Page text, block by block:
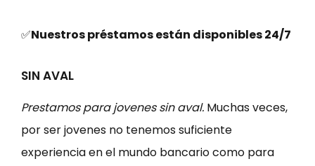
✅Nuestros préstamos están disponibles 24/7
SIN AVAL
Prestamos para jovenes sin aval. Muchas veces,
por ser jovenes no tenemos suficiente
experiencia en el mundo bancario como para